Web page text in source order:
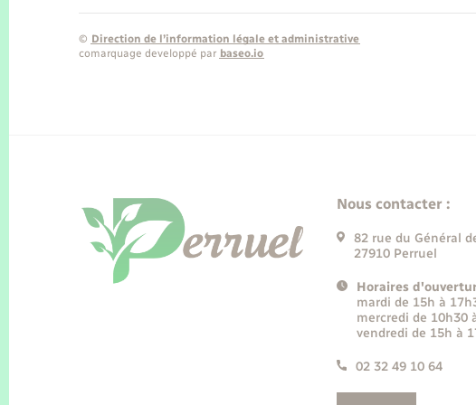
© Direction de l’information légale et administrative
comarquage developpé par baseo.io
Nous contacter :
82 rue du Général
27910 Perruel
Horaires
mardi de 15h à
mercredi de 10h30
vendredi de 15h à
02 32 49 10 64